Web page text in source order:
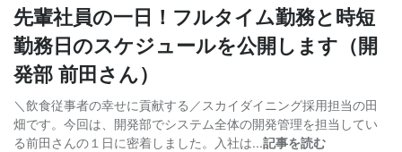
先輩社員の一日！フルタイム勤務と時短
勤務日のスケジュールを公開します（開
発部 前田さん）
＼飲食従事者の幸せに貢献する／スカイダイニング採用担当の田
畑です。今回は、開発部でシステム全体の開発管理を担当してい
る前田さんの１日に密着しました。入社は...記事を読む